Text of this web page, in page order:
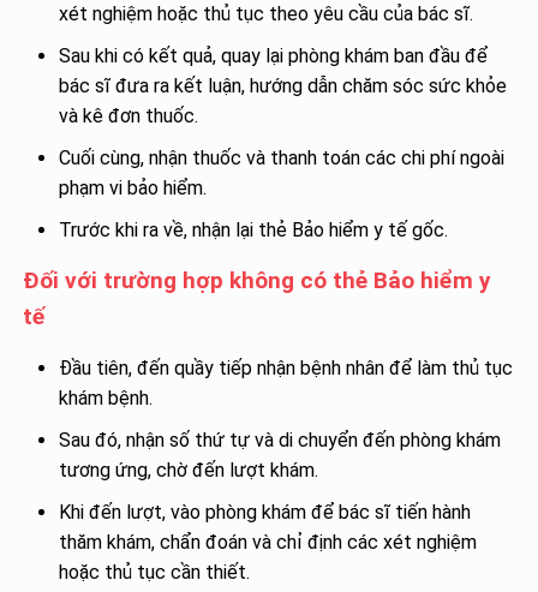
xét nghiệm hoặc thủ tục theo yêu cầu của bác sĩ.
Sau khi có kết quả, quay lại phòng khám ban đầu để
bác sĩ đưa ra kết luận, hướng dẫn chăm sóc sức khỏe
và kê đơn thuốc.
Cuối cùng, nhận thuốc và thanh toán các chi phí ngoài
phạm vi bảo hiểm.
Trước khi ra về, nhận lại thẻ Bảo hiểm y tế gốc.
Đối với trường hợp không có thẻ Bảo hiểm y
tế
Đầu tiên, đến quầy tiếp nhận bệnh nhân để làm thủ tục
khám bệnh.
Sau đó, nhận số thứ tự và di chuyển đến phòng khám
tương ứng, chờ đến lượt khám.
Khi đến lượt, vào phòng khám để bác sĩ tiến hành
thăm khám, chẩn đoán và chỉ định các xét nghiệm
hoặc thủ tục cần thiết.